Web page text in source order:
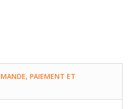
PAIEMENT ET